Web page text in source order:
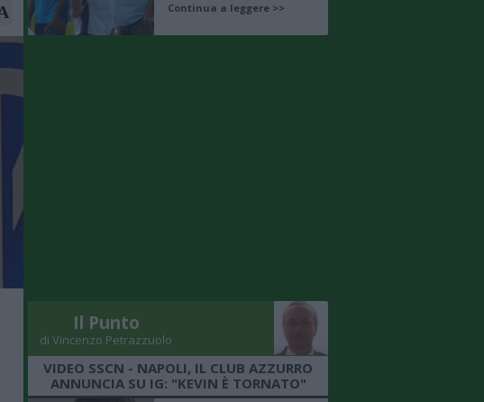
Continua a leggere >>
Il Punto
di Vincenzo Petrazzuolo
VIDEO SSCN - NAPOLI, IL CLUB AZZURRO
ANNUNCIA SU IG: "KEVIN È TORNATO"